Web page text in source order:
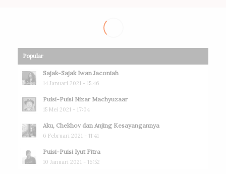
Popular
Sajak-Sajak Iwan Jaconiah
14 Januari 2021 - 15:46
Puisi-Puisi Nizar Machyuzaar
15 Mei 2021 - 17:04
Aku, Chekhov dan Anjing Kesayangannya
6 Februari 2021 - 11:41
Puisi-Puisi Iyut Fitra
10 Januari 2021 - 16:52